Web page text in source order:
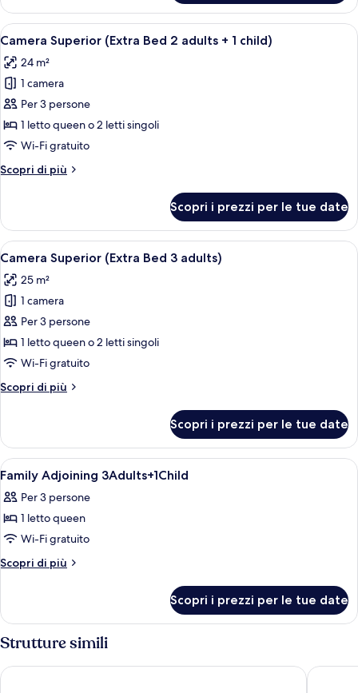
Superior,
terrazzo
Apri
tutte
le
foto
per
Camera
Superior
Bed
+
1
child)
Una camera d'albergo moderna con
4
Camera Superior (Extra Bed 2 adults + 1 child)
24 m²
1 camera
Per 3 persone
1 letto queen o 2 letti singoli
Wi-Fi gratuito
Scopri di più
Altri
Superior
(Extra
Bed
adults
+
child)
Scopri i prezzi per le tue date
Apri
tutte
le
foto
per
Camera
Superior
Bed
Una camera d'albergo moderna con
4
Camera Superior (Extra Bed 3 adults)
25 m²
1 camera
Per 3 persone
1 letto queen o 2 letti singoli
Wi-Fi gratuito
Scopri di più
Altri
Superior
(Extra
Bed
adults)
Scopri i prezzi per le tue date
Apri
tutte
le
foto
per
Family
Una moderna camera d'albergo con
6
Family Adjoining 3Adults+1Child
Per 3 persone
1 letto queen
Wi-Fi gratuito
Scopri di più
Altri
Adjoining
Scopri i prezzi per le tue date
Strutture simili
Eurostars Porto Douro Hotels